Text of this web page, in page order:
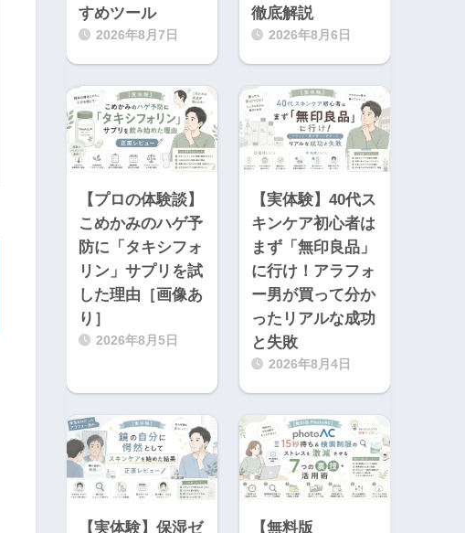
すめツール
2026年8月7日
徹底解説
2026年8月6日
【プロの体験談】
こめかみのハゲ予
防に「タキシフォ
リン」サプリを試
した理由［画像あ
り］
2026年8月5日
【実体験】40代ス
キンケア初心者は
まず「無印良品」
に行け！アラフォ
ー男が買って分か
ったリアルな成功
と失敗
2026年8月4日
【実体験】保湿ゼ 【無料版